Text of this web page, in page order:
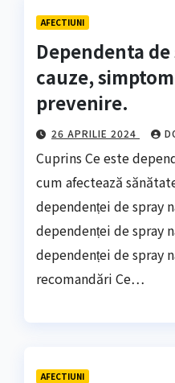
AFECTIUNI
Dependenta
cauze,
prevenire.
26 APRILIE 2024
Cuprins Ce este
cum afectează
dependenței de spray
dependenței de spray
dependenței de spray
recomandări Ce…
AFECTIUNI